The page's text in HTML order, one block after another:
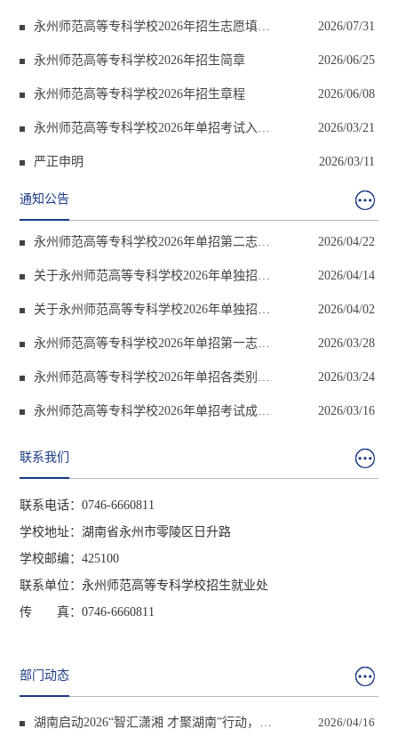
知 2026/07/31
永州师范高等专科学校2026年招生志愿填报
指南 2026/06/25
永州师范高等专科学校2026年招生简章
2026/06/08
永州师范高等专科学校2026年招生章程
2026/03/21
永州师范高等专科学校2026年单招考试入围
确认须知 2026/03/11
严正申明
通知公告
2026/04/22
永州师范高等专科学校2026年单招第二志愿
拟录取名单公示 2026/04/14
关于永州师范高等专科学校2026年单独招生
第二志愿... 2026/04/02
关于永州师范高等专科学校2026年单独招生
第二志愿... 2026/03/28
永州师范高等专科学校2026年单招第一志愿
拟录取名... 2026/03/24
永州师范高等专科学校2026年单招各类别各
专业计划公布 2026/03/16
永州师范高等专科学校2026年单招考试成绩
联系我们
联系电话：0746-6660811
学校地址：湖南省永州市零陵区日升路
学校邮编：425100
联系单位：永州师范高等专科学校招生就业处
传 真：0746-6660811
部门动态
2026/04/16
湖南启动2026“智汇潇湘 才聚湖南”行动，